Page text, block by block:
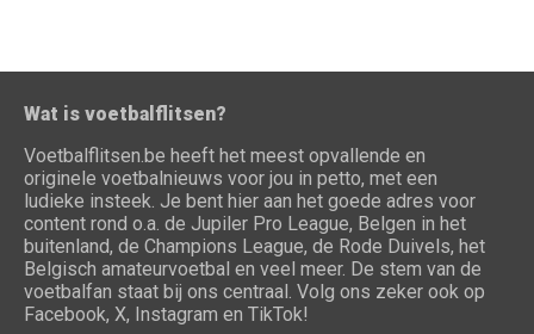
Wat is voetbalflitsen?
Voetbalflitsen.be heeft het meest opvallende en
originele voetbalnieuws voor jou in petto, met een
ludieke insteek. Je bent hier aan het goede adres voor
content rond o.a. de Jupiler Pro League, Belgen in het
buitenland, de Champions League, de Rode Duivels, het
Belgisch amateurvoetbal en veel meer. De stem van de
voetbalfan staat bij ons centraal. Volg ons zeker ook op
Facebook, X, Instagram en TikTok!